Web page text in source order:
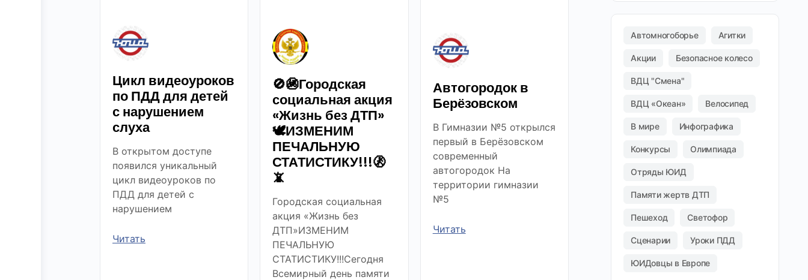
Цикл видеоуроков
по ПДД для детей
с нарушением
слуха
В открытом доступе
появился уникальный
цикл видеоуроков по
ПДД для детей с
нарушением
Читать
🚫🚳Городская
социальная акция
«Жизнь без ДТП»
🕊ИЗМЕНИМ
ПЕЧАЛЬНУЮ
СТАТИСТИКУ!!!🚷
📵
Городская социальная
акция «Жизнь без
ДТП»ИЗМЕНИМ
ПЕЧАЛЬНУЮ
СТАТИСТИКУ!!!Сегодня
Всемирный день памяти
Автогородок в
Берёзовском
В Гимназии №5 открылся
первый в Берёзовском
современный
автогородок На
территории гимназии
№5
Читать
Автомногоборье Агитки
Акции Безопасное колесо
ВДЦ "Смена"
ВДЦ «Океан» Велосипед
В мире Инфографика
Конкурсы Олимпиада
Отряды ЮИД
Памяти жертв ДТП
Пешеход Светофор
Сценарии Уроки ПДД
ЮИДовцы в Европе